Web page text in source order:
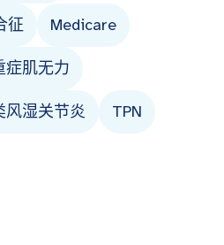
征 Medicare
症肌无力
风湿关节炎 TPN